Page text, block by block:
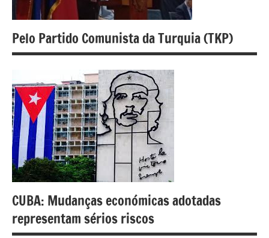
Pelo Partido Comunista da Turquia (TKP)
CUBA: Mudanças económicas adotadas
representam sérios riscos